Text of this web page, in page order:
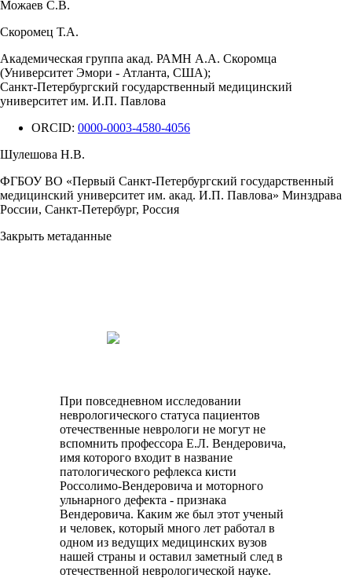
Можаев С.В.
Скоромец Т.А.
Академическая группа акад. РАМН А.А. Скоромца
(Университет Эмори - Атланта, США);
Санкт-Петербургский государственный медицинский
университет им. И.П. Павлова
ORCID: 0000-0003-4580-4056
Шулешова Н.В.
ФГБОУ ВО «Первый Санкт-Петербургский государственный
медицинский университет им. акад. И.П. Павлова» Минздрава
России, Санкт-Петербург, Россия
Закрыть метаданные
При повседневном исследовании
неврологического статуса пациентов
отечественные неврологи не могут не
вспомнить профессора Е.Л. Вендеровича,
имя которого входит в название
патологического рефлекса кисти
Россолимо-Вендеровича и моторного
ульнарного дефекта - признака
Вендеровича. Каким же был этот ученый
и человек, который много лет работал в
одном из ведущих медицинских вузов
нашей страны и оставил заметный след в
отечественной неврологической науке.